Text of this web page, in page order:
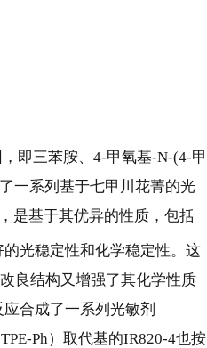
即三苯胺、4-甲氧基-N-(4-甲
一系列基于七甲川花菁的光
是基于其优异的性质，包括
的光稳定性和化学稳定性。这
良结构又增强了其化学性质
合成了一系列光敏剂
Ph）取代基的IR820-4也按